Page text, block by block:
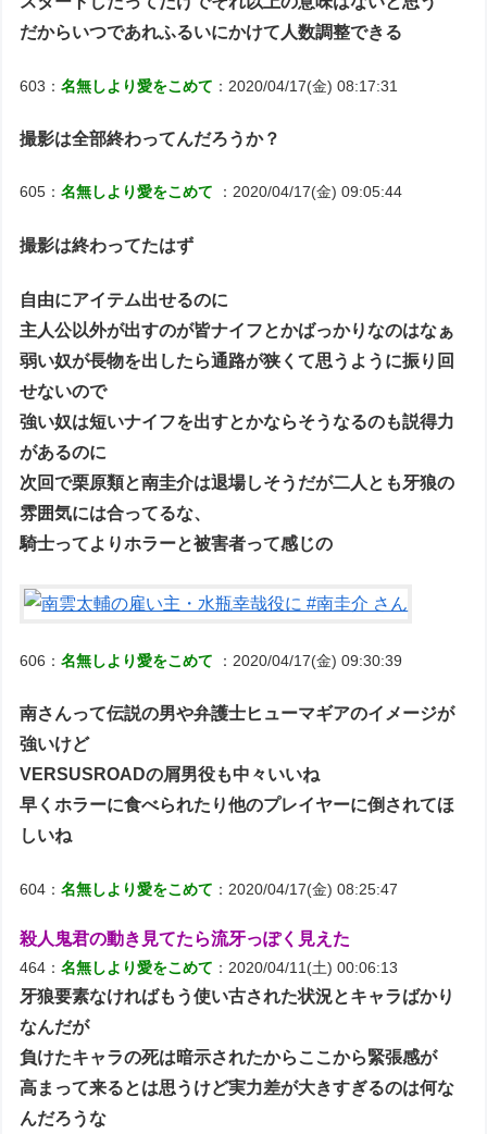
だからいつであれふるいにかけて人数調整できる
603：名無しより愛をこめて ：2020/04/17(金) 08:17:31
撮影は全部終わってんだろうか？
605：名無しより愛をこめて ：2020/04/17(金) 09:05:44
撮影は終わってたはず
自由にアイテム出せるのに
主人公以外が出すのが皆ナイフとかばっかりなのはなぁ
弱い奴が長物を出したら通路が狭くて思うように振り回
せないので
強い奴は短いナイフを出すとかならそうなるのも説得力
があるのに
次回で栗原類と南圭介は退場しそうだが二人とも牙狼の
雰囲気には合ってるな、
騎士ってよりホラーと被害者って感じの
606：名無しより愛をこめて ：2020/04/17(金) 09:30:39
南さんって伝説の男や弁護士ヒューマギアのイメージが
強いけど
VERSUSROADの屑男役も中々いいね
早くホラーに食べられたり他のプレイヤーに倒されてほ
しいね
604：名無しより愛をこめて ：2020/04/17(金) 08:25:47
殺人鬼君の動き見てたら流牙っぽく見えた
464：名無しより愛をこめて ：2020/04/11(土) 00:06:13
牙狼要素なければもう使い古された状況とキャラばかり
なんだが
負けたキャラの死は暗示されたからここから緊張感が
高まって来るとは思うけど実力差が大きすぎるのは何な
んだろうな